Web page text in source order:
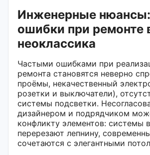
Инженерные
ошибки при ремонте
неоклассика
Частыми ошибками при
ремонта становятся неверно
проёмы, некачественный
розетки и выключатели),
системы подсветки.
дизайнером и подрядчиком
конфликту элементов: системы
перерезают лепнину,
сочетаются с элегантными